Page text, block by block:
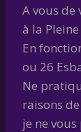
A vous de
à la
En
ou 26
Ne
raisons
je ne